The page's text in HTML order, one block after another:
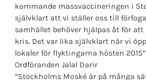
kommande massvaccineringen i
självklart att vi ställer oss till
samhället behöver hjälpas åt för att
kris. Det var lika självklart när vi
lokaler för flyktingarna hösten
Ordföranden Jalal Darir
”Stockholms Moské är på många